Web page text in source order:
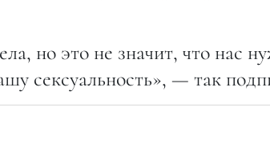
но это не значит, что нас
сексуальность», — так